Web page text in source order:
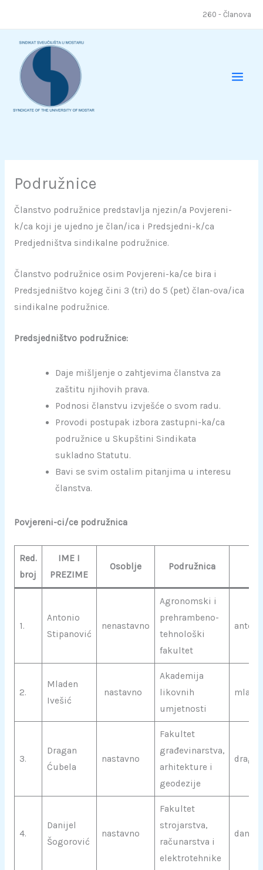
content
260 - Članova
Podružnice
Članstvo podružnice predstavlja njezin/a Povjereni-
k/ca koji je ujedno je član/ica i Predsjedni-k/ca
Predjedništva sindikalne podružnice.
Članstvo podružnice osim Povjereni-ka/ce bira i
Predsjedništvo kojeg čini 3 (tri) do 5 (pet) član-ova/ica
sindikalne podružnice.
Predsjedništvo podružnice:
Daje mišljenje o zahtjevima članstva za
zaštitu njihovih prava.
Podnosi članstvu izvješće o svom radu.
Provodi postupak izbora zastupni-ka/ca
podružnice u Skupštini Sindikata
sukladno Statutu.
Bavi se svim ostalim pitanjima u interesu
članstva.
Povjereni-ci/ce podružnica
Red.
broj
IME I
PREZIME
Osoblje Podružnica
1.
Antonio
Stipanović
nenastavno
Agronomski i
prehrambeno-
tehnološki
fakultet
2.
Mladen
Ivešić
nastavno
Akademija
likovnih
umjetnosti
3.
Dragan
Ćubela
nastavno
Fakultet
građevinarstva,
arhitekture i
geodezije
4.
Danijel
Šogorović
nastavno
Fakultet
strojarstva,
računarstva i
elektrotehnike